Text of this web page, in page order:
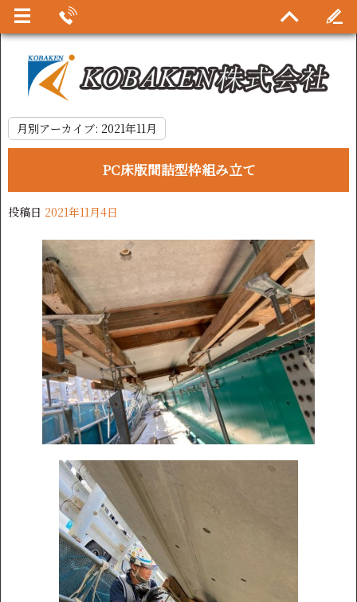
月別アーカイブ: 2021年11月
PC床版間詰型枠組み立て
投稿日 2021年11月4日